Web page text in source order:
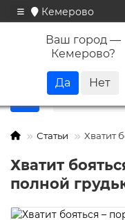
Кемерово
Ваш город —
Кемерово?
Статьи Хватит
Хватит
полной